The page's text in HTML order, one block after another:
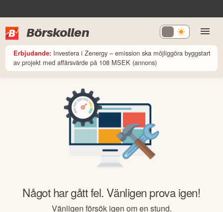
Börskollen
Erbjudande: Investera i Zenergy – emission ska möjliggöra byggstart
av projekt med affärsvärde på 108 MSEK (annons)
Något har gått fel. Vänligen prova igen!
Vänligen försök igen om en stund.